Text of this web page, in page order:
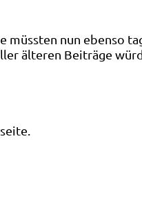
nun ebenso
älteren Beiträge